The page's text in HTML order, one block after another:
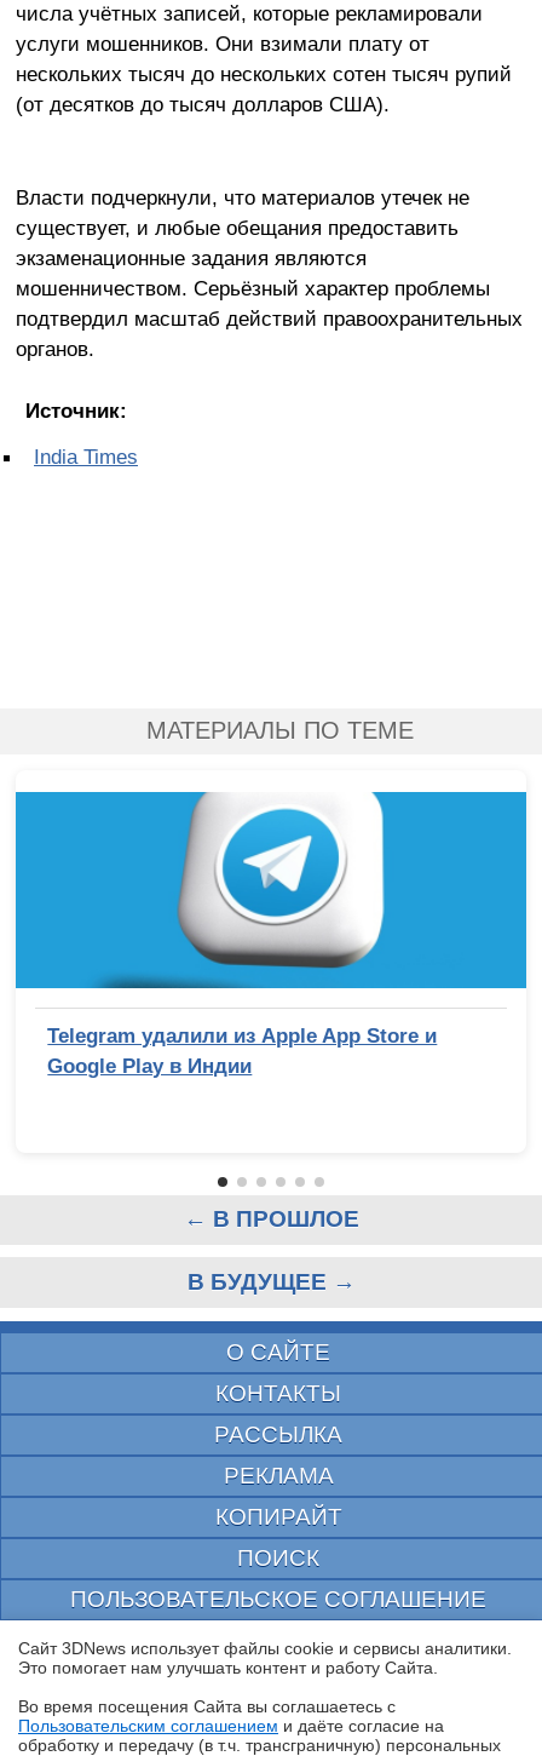
числа учётных записей, которые рекламировали
услуги мошенников. Они взимали плату от
нескольких тысяч до нескольких сотен тысяч рупий
(от десятков до тысяч долларов США).
Власти подчеркнули, что материалов утечек не
существует, и любые обещания предоставить
экзаменационные задания являются
мошенничеством. Серьёзный характер проблемы
подтвердил масштаб действий правоохранительных
органов.
Источник:
India Times
МАТЕРИАЛЫ ПО ТЕМЕ
Telegram удалили из Apple App Store и
Google Play в Индии
← В ПРОШЛОЕ
В БУДУЩЕЕ →
О САЙТЕ
КОНТАКТЫ
РАССЫЛКА
РЕКЛАМА
КОПИРАЙТ
ПОИСК
ПОЛЬЗОВАТЕЛЬСКОЕ СОГЛАШЕНИЕ
ЗАЩИЩЕНО CURATOR
© 1997—2026 Электронное периодическое издание "3ДНьюс" | Свидетельство о
выдано Федеральной Службой по надзору за соблюдением законодательства в сфере
массовых коммуникаций и охране культурного наследия
При цитировании документа ссылка на сайт с указанием автора обязательна. Полное
Сайт 3DNews использует файлы cookie и сервисы аналитики.
Это помогает нам улучшать контент и работу Cайта.
Во время посещения Cайта вы соглашаетесь с
Пользовательским соглашением и даёте согласие на
обработку и передачу (в т.ч. трансграничную) персональных